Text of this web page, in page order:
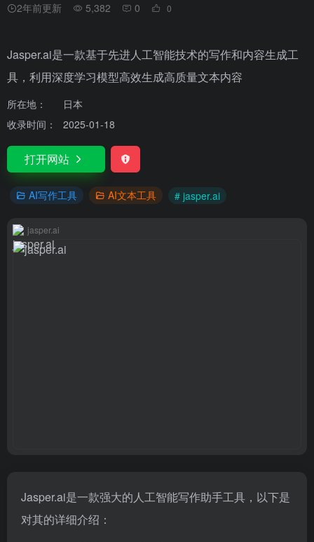
2年前更新 5,382 0 0
Jasper.ai是一款基于先进人工智能技术的写作和内容生成工
具，利用深度学习模型高效生成高质量文本内容
所在地：
日本
收录时间：
2025-01-18
打开网站
AI写作工具 AI文本工具 # jasper.ai
jasper.ai
Jasper.ai是一款强大的人工智能写作助手工具，以下是
对其的详细介绍：